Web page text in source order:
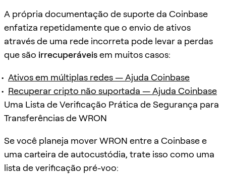
A própria documentação de suporte da Coinbase
enfatiza repetidamente que o envio de ativos
através de uma rede incorreta pode levar a perdas
que são irrecuperáveisem muitos casos:
Ativos em múltiplas redes — Ajuda Coinbase
Recuperar cripto não suportada — Ajuda Coinbase
Uma Lista de Verificação Prática de Segurança para
Transferências de WRON
Se você planeja mover WRON entre a Coinbase e
uma carteira de autocustódia, trate isso como uma
lista de verificação pré-voo: